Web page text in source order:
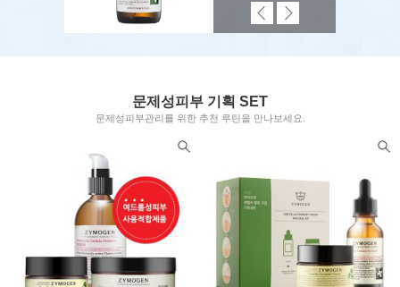
문제성피부 기획 SET
문제성피부관리를 위한 추천 루틴을 만나보세요.